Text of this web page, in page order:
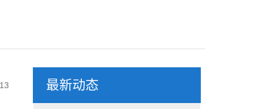
最新动态